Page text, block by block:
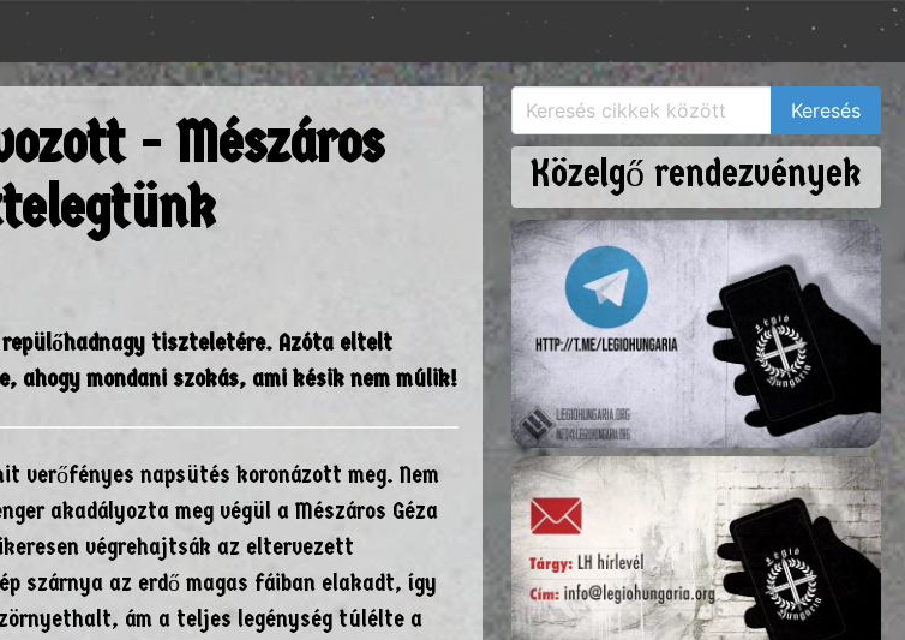
- Mészáros
repülőhadnagy tiszteletére. Azóta eltelt
ahogy mondani szokás, ami késik nem múlik!
verőfényes napsütés koronázott meg. Nem
akadályozta meg végül a Mészáros Géza
végrehajtsák az eltervezett
szárnya az erdő magas fáiban elakadt, így
ám a teljes legénység túlélte a
Közelgő rendezvények